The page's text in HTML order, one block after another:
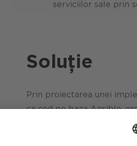
serviciilor sale prin
Soluție
Prin proiectarea unei
ca cod pe baza Ansible,
își automatizeze
plus, a fost dezvoltată o